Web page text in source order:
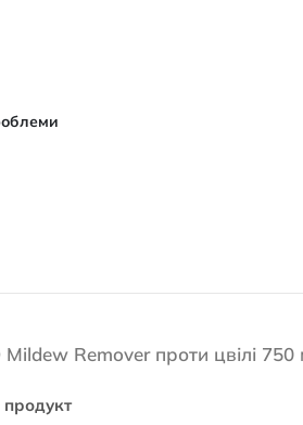
Remover проти цвілі 750